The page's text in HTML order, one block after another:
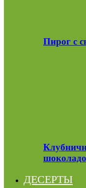
Пирог с
ДЕСЕРТЫ